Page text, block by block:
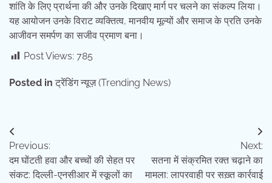
शांति के लिए प्रार्थना की और उनके दिखाए मार्ग पर चलने का संकल्प लिया।
यह आयोजन उनके विराट व्यक्तित्व, मानवीय मूल्यों और समाज के प्रति उनके
आजीवन समर्पण का सजीव प्रमाण बना।
Post Views: 785
Posted in ट्रेंडिंग न्यूज़ (Trending News)
Post
navigation
Previous:
दम घोंटती हवा और बच्चों की सेहत पर
संकट: दिल्ली-एनसीआर में स्कूलों का
Next:
सतना में संक्रमित रक्त चढ़ाने का
मामला: लापरवाही पर सख़्त कार्रवाई